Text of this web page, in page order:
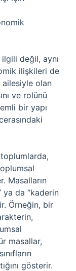
değil, aynı
ilişkileri de
ailesiyle olan
ve rolünü
bir yapı
Masalların
ya da “kaderin
Örneğin, bir
masallar,
gösterir.